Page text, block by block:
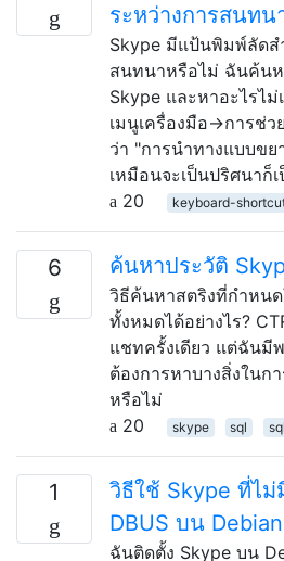
ระหว่างการสนทน
Skype มีแป้นพิมพ์ลัดส
สนทนาหรือไม่ ฉันค้นห
Skype และหาอะไรไม่
เมนูเครื่องมือ→การช่ว
ว่า "การนำทางแบบข
เหมือนจะเป็นปริศนาก็
20
keyboard-
6 ค้นหาประวัติ
วิธีค้นหาสตริงที่กำหน
ทั้งหมดได้อย่างไร?
แชทครั้งเดียว แต่ฉันมี
ต้องการหาบางสิ่งใน
หรือไม่
20
skype sql
1
วิธีใช้ Skype ที่ไ
DBUS บน Debian
ฉันติดตั้ง Skype บน